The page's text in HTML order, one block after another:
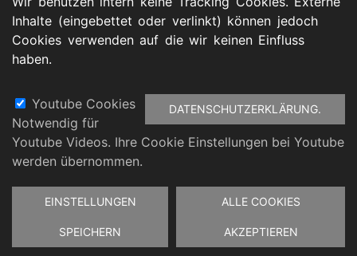
📥 Downloads
PM KulturTandem Kreis Wesel
Footer Barrierefreiheitserklärung
Inhalte (eingebettet oder verlinkt) können jedoch
Cookies verwenden auf die wir keinen Einfluss
haben.
DATENSCHUTZERKLÄRUNG.
Youtube Cookies
Notwendig für
Youtube Videos. Ihre Cookie Einstellungen bei Youtube
werden übernommen.
EINSTELLUNGEN
SPEICHERN
ALLE COOKIES
AKZEPTIEREN
Zustimmung
zurückziehen